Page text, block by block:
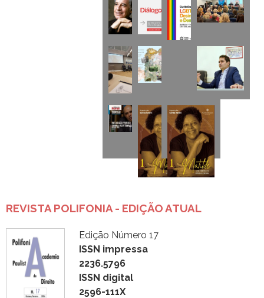
REVISTA POLIFONIA - EDIÇÃO ATUAL
Edição Número 17
ISSN impressa
2236.5796
ISSN digital
2596-111X